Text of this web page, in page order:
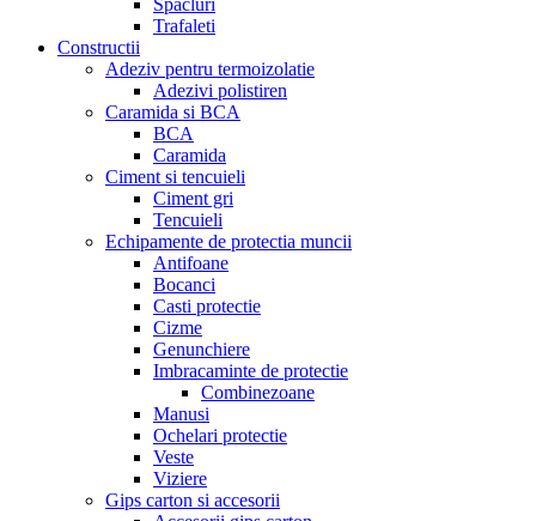
Spacluri
Trafaleti
Constructii
Adeziv pentru termoizolatie
Adezivi polistiren
Caramida si BCA
BCA
Caramida
Ciment si tencuieli
Ciment gri
Tencuieli
Echipamente de protectia muncii
Antifoane
Bocanci
Casti protectie
Cizme
Genunchiere
Imbracaminte de protectie
Combinezoane
Manusi
Ochelari protectie
Veste
Viziere
Gips carton si accesorii